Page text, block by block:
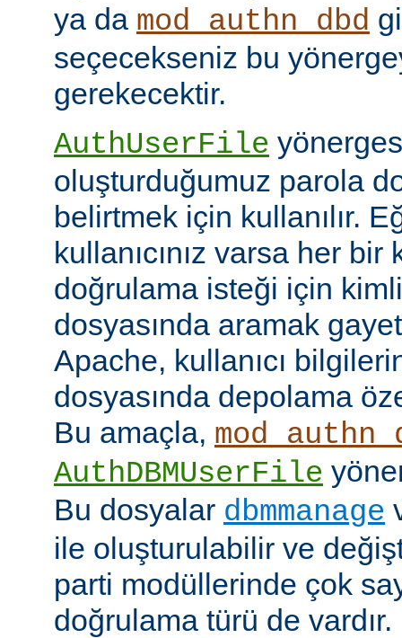
ya da mod_authn_dbd
seçecekseniz bu
gerekecektir.
AuthUserFile
oluşturduğumuz parola
belirtmek için kullanılır.
kullanıcınız varsa her bir
doğrulama isteği için
dosyasında aramak
Apache, kullanıcı
dosyasında depolama
Bu amaçla,
AuthDBMUserFile
Bu dosyalar dbmmanage
ile oluşturulabilir ve
parti modüllerinde çok
doğrulama türü de vardır.